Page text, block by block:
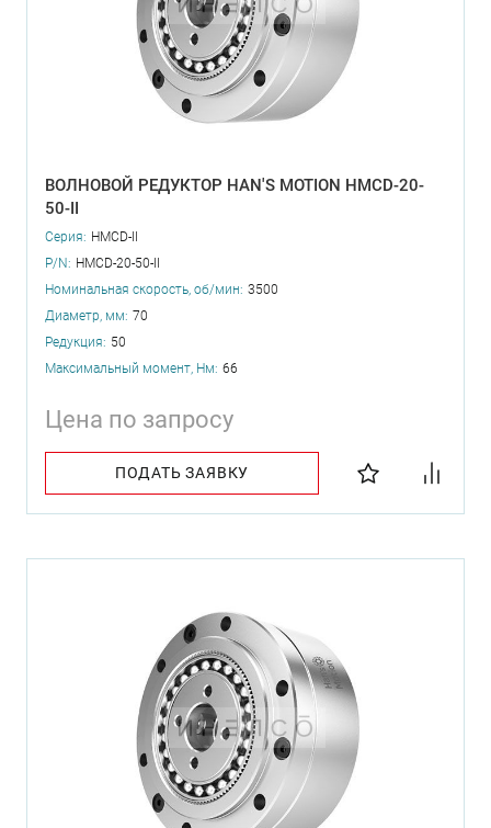
ВОЛНОВОЙ РЕДУКТОР HAN'S MOTION HMCD-20-
50-II
Серия: HMCD-II
P/N: HMCD-20-50-II
Номинальная скорость, об/мин: 3500
Диаметр, мм: 70
Редукция: 50
Максимальный момент, Нм: 66
Цена по запросу
ПОДАТЬ ЗАЯВКУ